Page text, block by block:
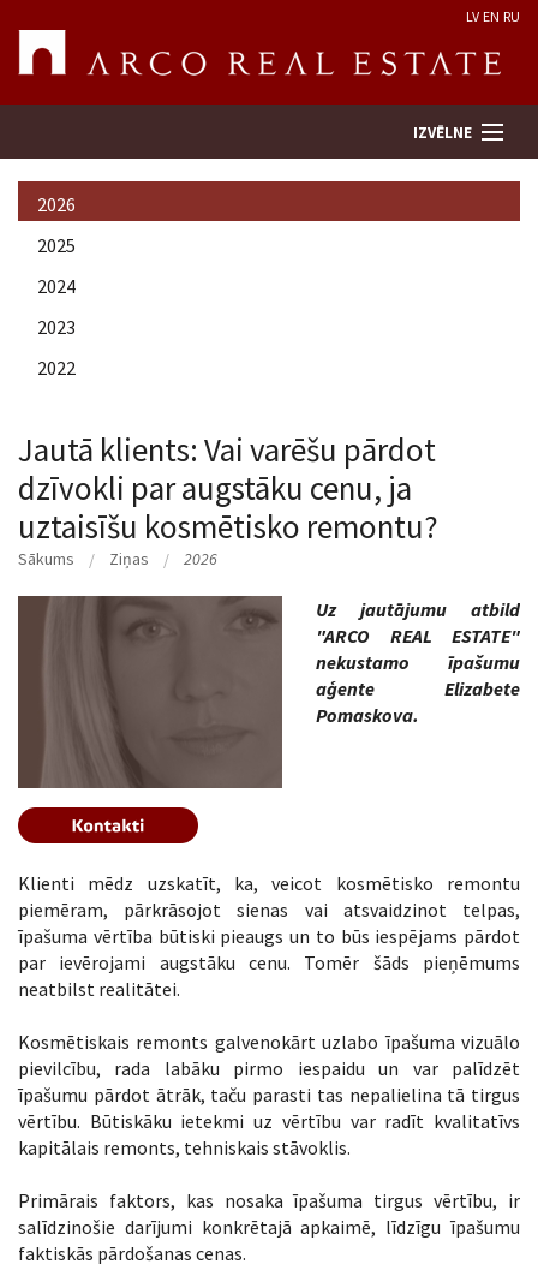
LV EN RU
IZVĒLNE
Meklēt īpašumu
Uzņēmums
Pakalpojumi
Kontakti
2026
2025
2024
2023
2022
Jautā klients: Vai varēšu pārdot
dzīvokli par augstāku cenu, ja
uztaisīšu kosmētisko remontu?
Sākums Ziņas 2026
Uz jautājumu atbild
"ARCO REAL ESTATE"
nekustamo īpašumu
aģente Elizabete
Pomaskova.
Klienti mēdz uzskatīt, ka, veicot kosmētisko remontu
piemēram, pārkrāsojot sienas vai atsvaidzinot telpas,
īpašuma vērtība būtiski pieaugs un to būs iespējams pārdot
par ievērojami augstāku cenu. Tomēr šāds pieņēmums
neatbilst realitātei.
Kosmētiskais remonts galvenokārt uzlabo īpašuma vizuālo
pievilcību, rada labāku pirmo iespaidu un var palīdzēt
īpašumu pārdot ātrāk, taču parasti tas nepalielina tā tirgus
vērtību. Būtiskāku ietekmi uz vērtību var radīt kvalitatīvs
kapitālais remonts, tehniskais stāvoklis.
Primārais faktors, kas nosaka īpašuma tirgus vērtību, ir
salīdzinošie darījumi konkrētajā apkaimē, līdzīgu īpašumu
faktiskās pārdošanas cenas.